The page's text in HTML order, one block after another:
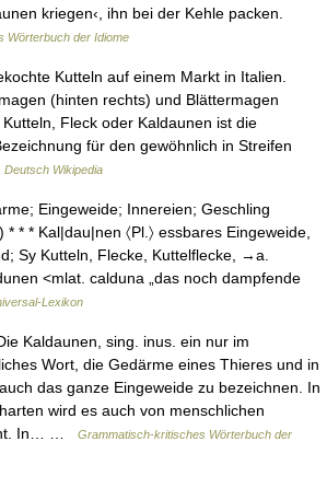
kriegen‹, ihn bei der Kehle packen.
Wörterbuch der Idiome
Kutteln auf einem Markt in Italien.
(hinten rechts) und Blättermagen
Fleck oder Kaldaunen ist die
für den gewöhnlich in Streifen
Deutsch Wikipedia
Eingeweide; Innereien; Geschling
* * Kal|dau|nen 〈Pl.〉 essbares Eingeweide,
Sy Kutteln, Flecke, Kuttelflecke, →a.
<mlat. calduna „das noch dampfende
Lexikon
Kaldaunen, sing. inus. ein nur im
Wort, die Gedärme eines Thieres und in
das ganze Eingeweide zu bezeichnen. In
wird es auch von menschlichen
In… …
Grammatisch-kritisches Wörterbuch der